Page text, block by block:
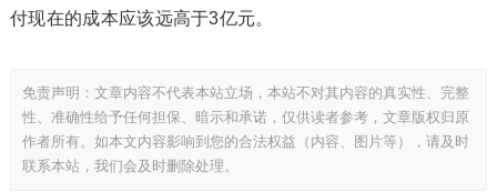
付现在的成本应该远高于3亿元。
免责声明：文章内容不代表本站立场，本站不对其内容的真实性、完整
性、准确性给予任何担保、暗示和承诺，仅供读者参考，文章版权归原
作者所有。如本文内容影响到您的合法权益（内容、图片等），请及时
联系本站，我们会及时删除处理。